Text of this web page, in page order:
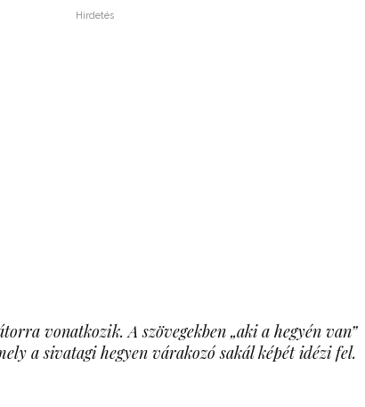
Hirdetés
vonatkozik. A szövegekben „aki a hegyén van”
a sivatagi hegyen várakozó sakál képét idézi fel.